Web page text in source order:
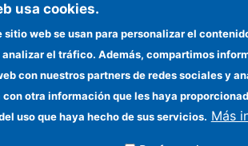
usa cookies.
sitio web se usan para personalizar el
el tráfico. Además, compartimos
con nuestros partners de redes sociales y
otra información que les haya
uso que haya hecho de sus servicios. Más